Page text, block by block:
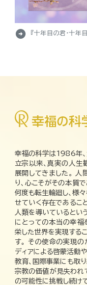
arrow_circle_right 『十年目の君・十年
幸福の科学は1986年、
立宗以来、真実の人生
展開してきました。 人
り、心こそがその本質
何度も転生輪廻し、様
せていく存在であるこ
人類を導いているとい
にとっての本当の幸福
栄した世界を実現する
す。 その使命の実現の
ディアによる啓蒙活動
教育、国際事業にも取
宗教の価値が見失われ
の可能性に挑戦し続け